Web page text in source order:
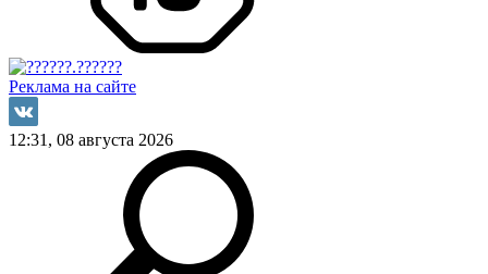
Реклама на сайте
12:31, 08 августа 2026